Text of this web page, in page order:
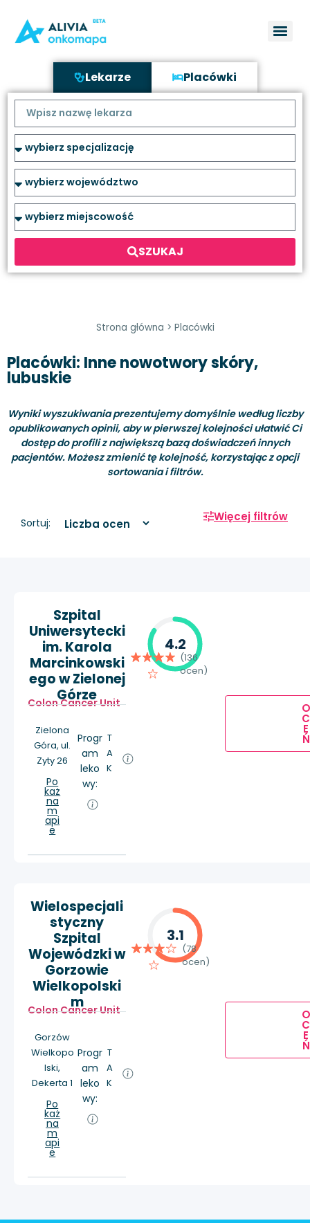
Lekarze Placówki
SZUKAJ
Strona główna > Placówki
Placówki: Inne nowotwory skóry,
lubuskie
Wyniki wyszukiwania prezentujemy domyślnie według liczby
opublikowanych opinii, aby w pierwszej kolejności ułatwić Ci
dostęp do profili z największą bazą doświadczeń innych
pacjentów. Możesz zmienić tę kolejność, korzystając z opcji
sortowania i filtrów.
Sortuj: Więcej filtrów
Szpital
Uniwersytecki
im. Karola
Marcinkowski
ego w Zielonej
Górze
Colon Cancer Unit
Zielona
Góra, ul.
Zyty 26
Po
każ
na
m
api
e
Progr
am
leko
wy:
T
A
K
4.2
(136
ocen)
O
C
E
Ń
Wielospecjali
styczny
Szpital
Wojewódzki w
Gorzowie
Wielkopolski
m
Colon Cancer Unit
Gorzów
Wielkopo
lski,
Dekerta 1
Po
każ
na
m
api
e
Progr
am
leko
wy:
T
A
K
3.1
(78
ocen)
O
C
E
Ń